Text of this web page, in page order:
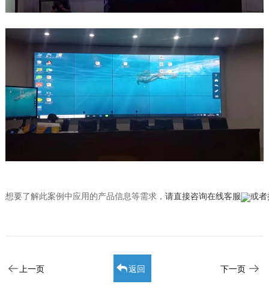
想要了解此案例中应用的产品信息等需求， 请直接咨询在线客服 或者
上一页 返回 下一页